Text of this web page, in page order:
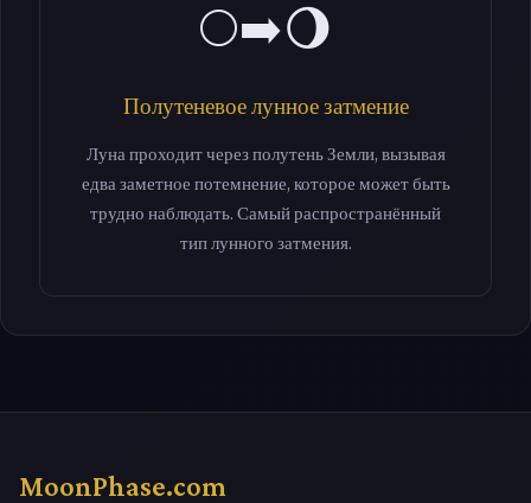
🌕➡️🌖
Полутеневое лунное затмение
Луна проходит через полутень Земли, вызывая
едва заметное потемнение, которое может быть
трудно наблюдать. Самый распространённый
тип лунного затмения.
MoonPhase.com